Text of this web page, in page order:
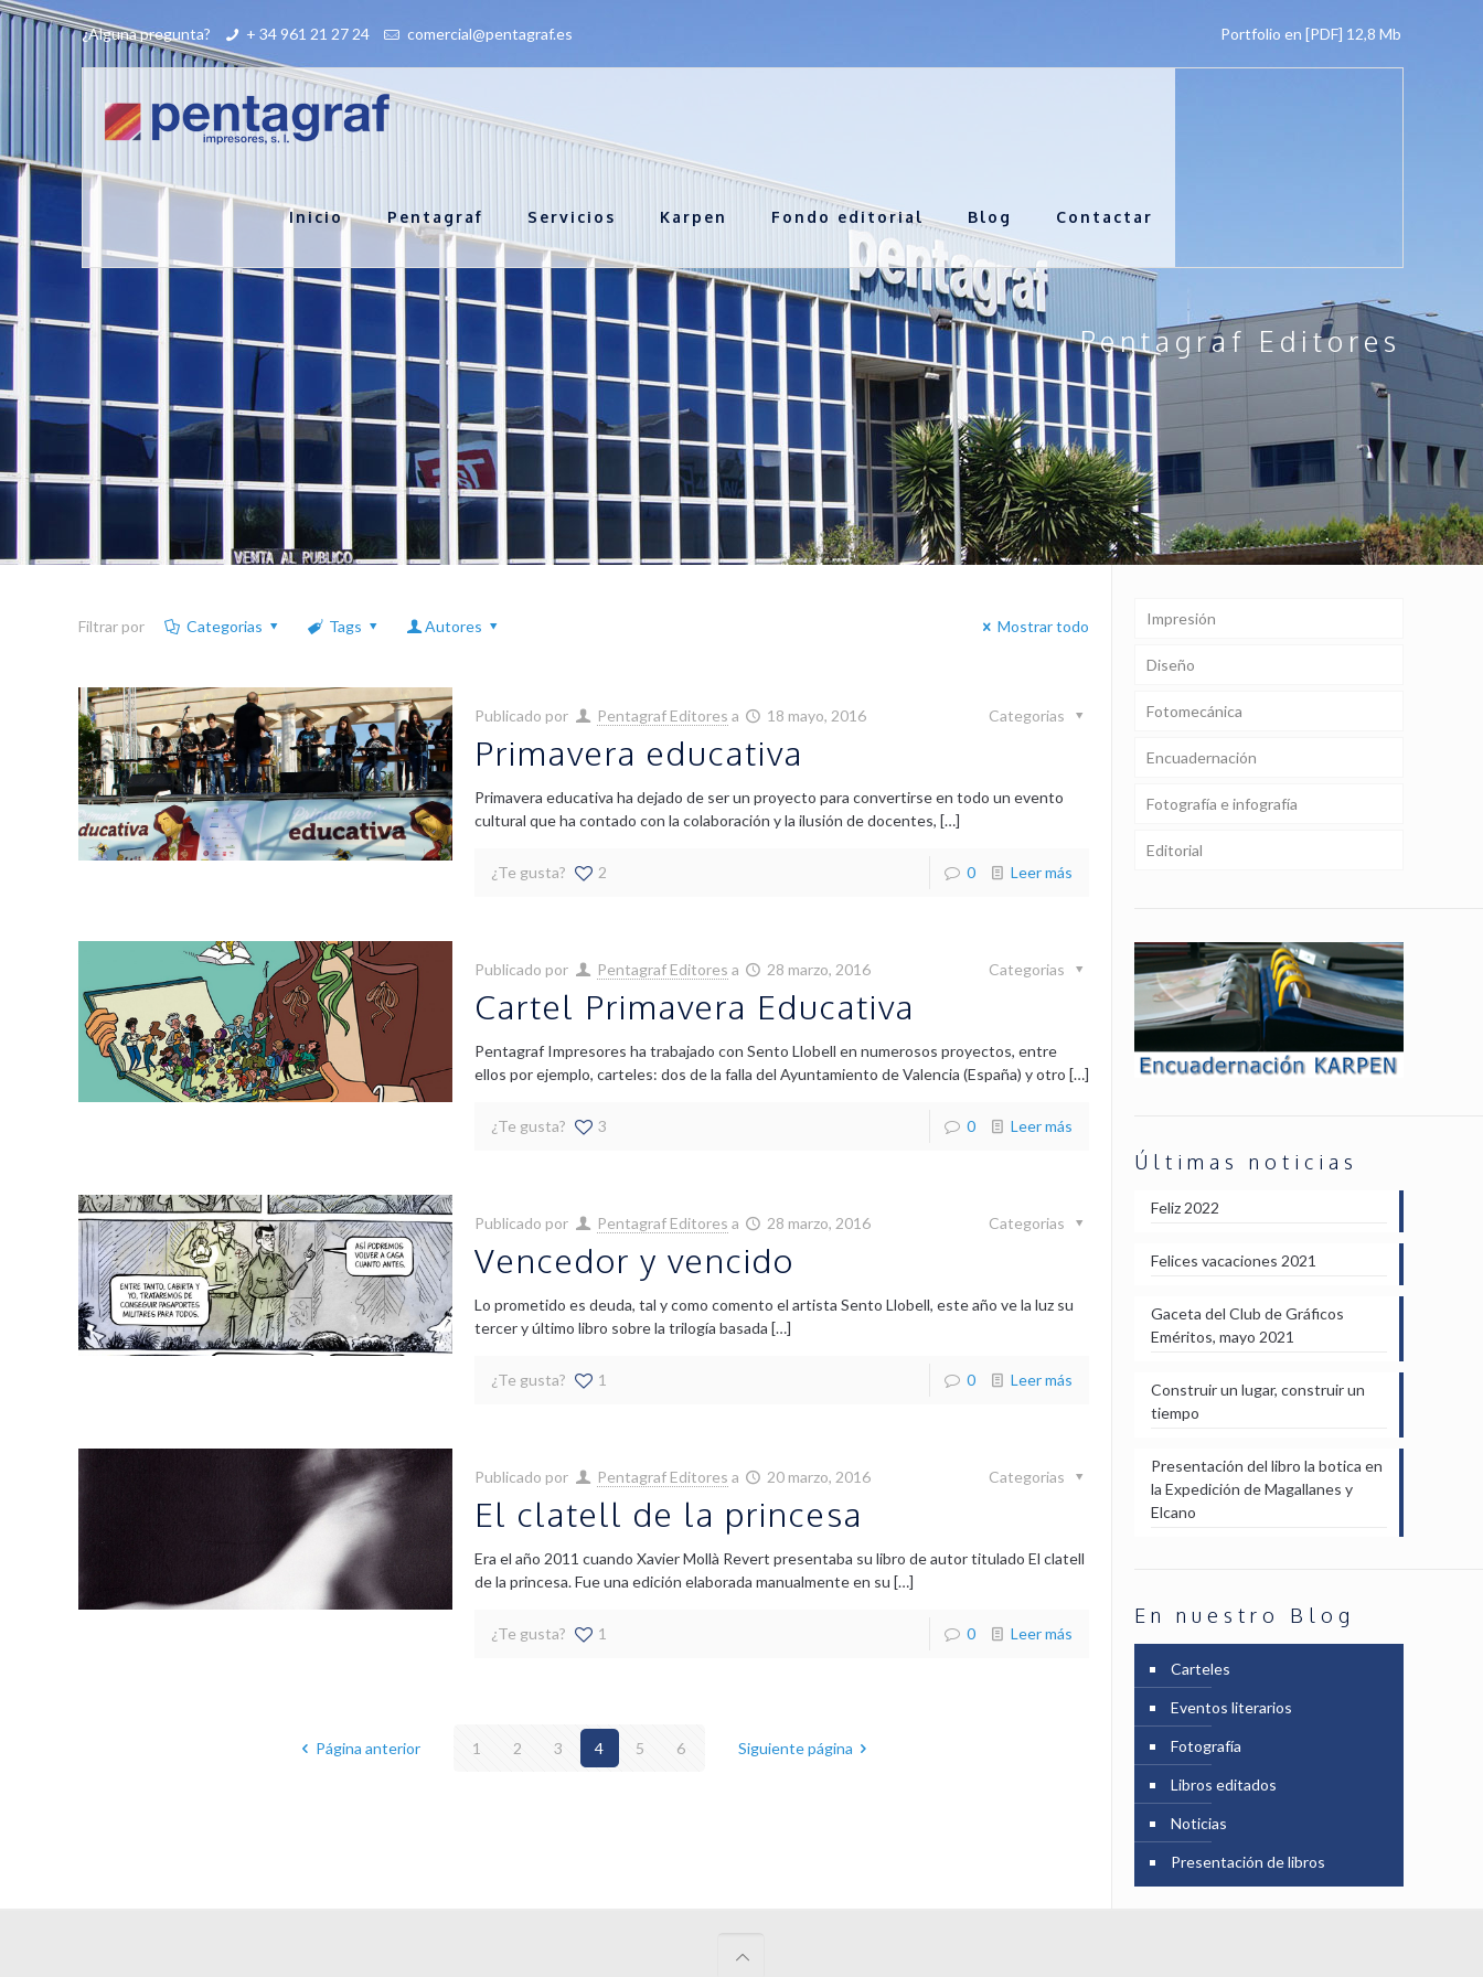
¿Alguna pregunta? + 34 961 21 27 24 comercial@pentagraf.es Portfolio en [PDF] 12,8 Mb
Inicio Pentagraf Servicios Karpen Fondo editorial Blog Contactar
Pentagraf Editores
Filtrar por Categorias Tags Autores Mostrar todo
Publicado por Pentagraf Editores a 18 mayo, 2016 Categorias
Primavera educativa
Primavera educativa ha dejado de ser un proyecto para convertirse en todo un evento
cultural que ha contado con la colaboración y la ilusión de docentes, […]
¿Te gusta? 2 0 Leer más
Publicado por Pentagraf Editores a 28 marzo, 2016 Categorias
Cartel Primavera Educativa
Pentagraf Impresores ha trabajado con Sento Llobell en numerosos proyectos, entre
ellos por ejemplo, carteles: dos de la falla del Ayuntamiento de Valencia (España) y otro […]
¿Te gusta? 3 0 Leer más
Publicado por Pentagraf Editores a 28 marzo, 2016 Categorias
Vencedor y vencido
Lo prometido es deuda, tal y como comento el artista Sento Llobell, este año ve la luz su
tercer y último libro sobre la trilogía basada […]
¿Te gusta? 1 0 Leer más
Publicado por Pentagraf Editores a 20 marzo, 2016 Categorias
El clatell de la princesa
Era el año 2011 cuando Xavier Mollà Revert presentaba su libro de autor titulado El clatell
de la princesa. Fue una edición elaborada manualmente en su […]
¿Te gusta? 1 0 Leer más
Página anterior 1 2 3 4 5 6 Siguiente página
Impresión
Diseño
Fotomecánica
Encuadernación
Fotografía e infografía
Editorial
Últimas noticias
Feliz 2022
Felices vacaciones 2021
Gaceta del Club de Gráficos
Eméritos, mayo 2021
Construir un lugar, construir un
tiempo
Presentación del libro la botica en
la Expedición de Magallanes y
Elcano
En nuestro Blog
Carteles
Eventos literarios
Fotografía
Libros editados
Noticias
Presentación de libros